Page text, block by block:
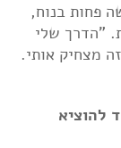
פחות בנוח,
"הדרך שלי
מצחיק אותי.
להוציא